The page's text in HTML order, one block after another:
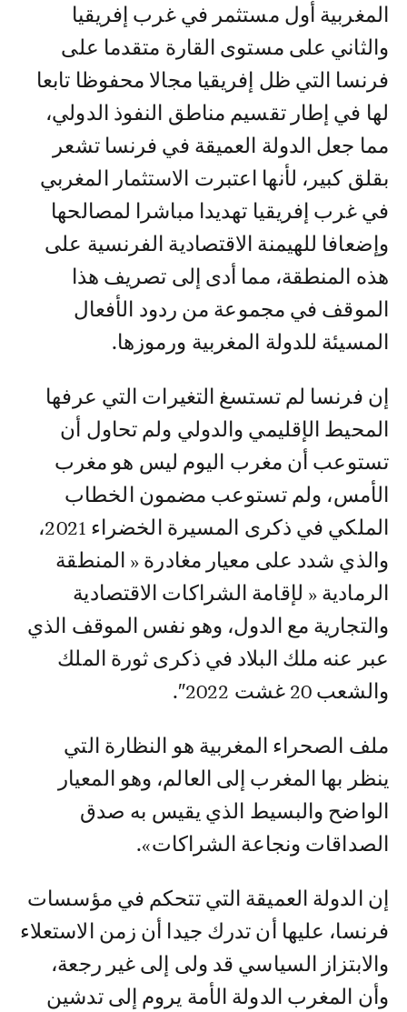
المغربية أول مستثمر في غرب إفريقيا
والثاني على مستوى القارة متقدما على
فرنسا التي ظل إفريقيا مجالا محفوظا تابعا
لها في إطار تقسيم مناطق النفوذ الدولي،
مما جعل الدولة العميقة في فرنسا تشعر
بقلق كبير، لأنها اعتبرت الاستثمار المغربي
في غرب إفريقيا تهديدا مباشرا لمصالحها
وإضعافا للهيمنة الاقتصادية الفرنسية على
هذه المنطقة، مما أدى إلى تصريف هذا
الموقف في مجموعة من ردود الأفعال
المسيئة للدولة المغربية ورموزها.
إن فرنسا لم تستسغ التغيرات التي عرفها
المحيط الإقليمي والدولي ولم تحاول أن
تستوعب أن مغرب اليوم ليس هو مغرب
الأمس، ولم تستوعب مضمون الخطاب
الملكي في ذكرى المسيرة الخضراء 2021،
والذي شدد على معيار مغادرة « المنطقة
الرمادية « لإقامة الشراكات الاقتصادية
والتجارية مع الدول، وهو نفس الموقف الذي
عبر عنه ملك البلاد في ذكرى ثورة الملك
والشعب 20 غشت 2022″.
ملف الصحراء المغربية هو النظارة التي
ينظر بها المغرب إلى العالم، وهو المعيار
الواضح والبسيط الذي يقيس به صدق
الصداقات ونجاعة الشراكات».
إن الدولة العميقة التي تتحكم في مؤسسات
فرنسا، عليها أن تدرك جيدا أن زمن الاستعلاء
والابتزاز السياسي قد ولى إلى غير رجعة،
وأن المغرب الدولة الأمة يروم إلى تدشين